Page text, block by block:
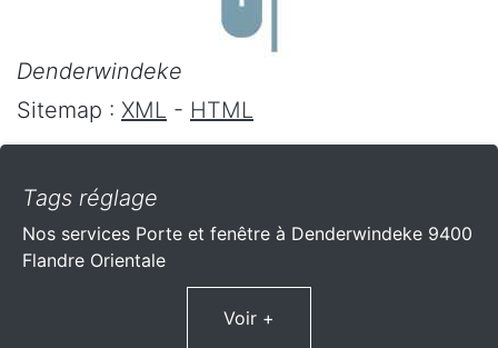
Denderwindeke
Sitemap : XML - HTML
Tags réglage
Nos services Porte et fenêtre à Denderwindeke 9400
Flandre Orientale
Voir +